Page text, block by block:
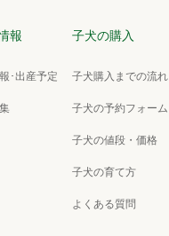
報
･出産予定
子犬の購入
子犬購入までの流れ
子犬の予約フォーム
子犬の値段・価格
子犬の育て方
よくある質問